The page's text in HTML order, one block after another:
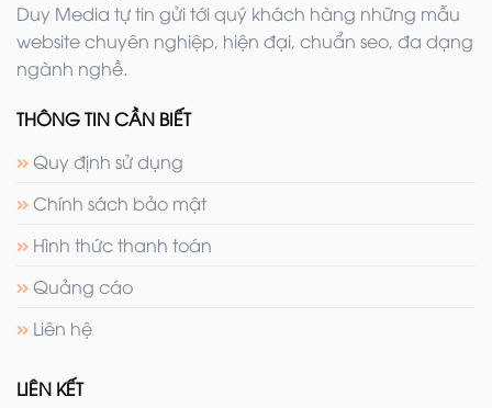
Duy Media tự tin gửi tới quý khách hàng những mẫu
website chuyên nghiệp, hiện đại, chuẩn seo, đa dạng
ngành nghề.
THÔNG TIN CẦN BIẾT
Quy định sử dụng
Chính sách bảo mật
Hình thức thanh toán
Quảng cáo
Liên hệ
LIÊN KẾT